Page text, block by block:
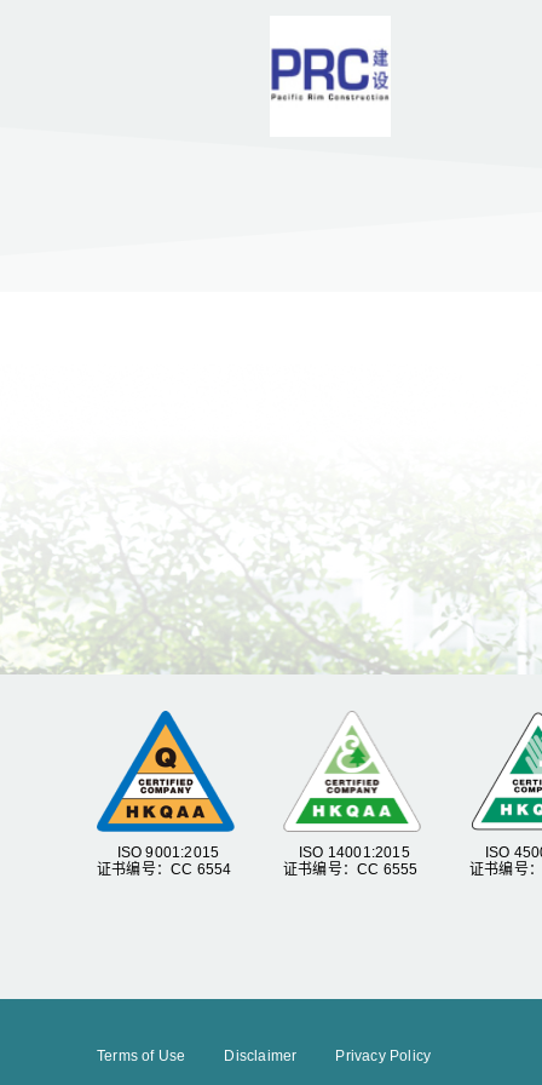
ISO 9001:2015
证书编号：CC 6554
ISO 14001:2015
证书编号：CC 6555
ISO
证书编号
Terms of Use Disclaimer Privacy Policy